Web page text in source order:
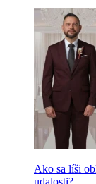
Ako sa líši
udalosti?